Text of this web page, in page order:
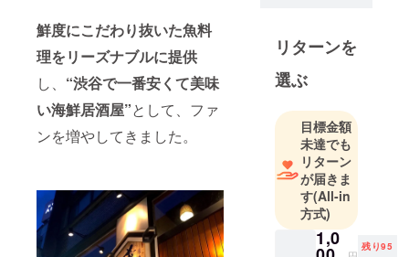
鮮度にこだわり抜いた魚料
理をリーズナブルに提供
し、 “渋谷で一番安くて美味
い海鮮居酒屋”として、ファ
ンを増やしてきました。
ズナブルな
する人気
ナーだけで
なく、鮮魚
を惜しみな
く使用した
定食や丼も
のも好評。
リターンを
選ぶ
目標金額
未達でも
リターン
が届きま
す(All-in
方式)
1,0 残り95